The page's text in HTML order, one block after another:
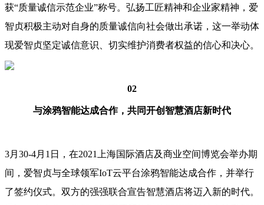
获“质量诚信示范企业”称号。弘扬工匠精神和企业家精神，爱
智贞积极主动对自身的质量诚信向社会做出承诺，这一举动体
现爱智贞坚定诚信意识、切实维护消费者权益的信心和决心。
02
与涂鸦智能达成合作，共同开创智慧酒店新时代
3月30-4月1日，在2021上海国际酒店及商业空间博览会举办期
间，爱智贞与全球领军IoT云平台涂鸦智能达成合作，并举行
了签约仪式。双方的强强联合宣告智慧酒店将迈入新的时代。